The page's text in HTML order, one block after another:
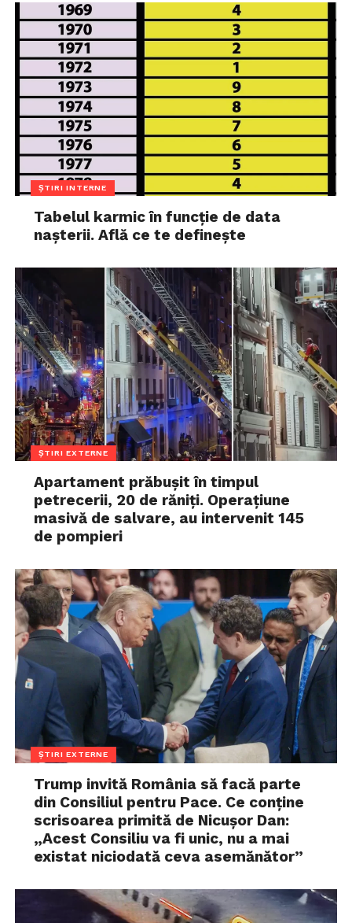
ȘTIRI INTERNE
Tabelul karmic în funcție de data
nașterii. Află ce te definește
ȘTIRI EXTERNE
Apartament prăbușit în timpul
petrecerii, 20 de răniți. Operațiune
masivă de salvare, au intervenit 145
de pompieri
ȘTIRI EXTERNE
Trump invită România să facă parte
din Consiliul pentru Pace. Ce conține
scrisoarea primită de Nicușor Dan:
„Acest Consiliu va fi unic, nu a mai
existat niciodată ceva asemănător”